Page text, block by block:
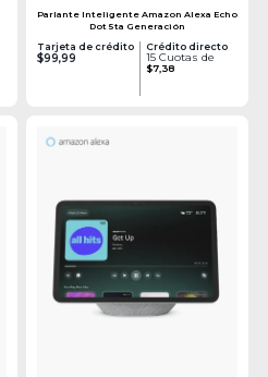
Parlante Inteligente Amazon Alexa Echo
Dot 5ta Generación
Tarjeta de crédito
$99,99
Crédito directo
15 Cuotas de
$7,38